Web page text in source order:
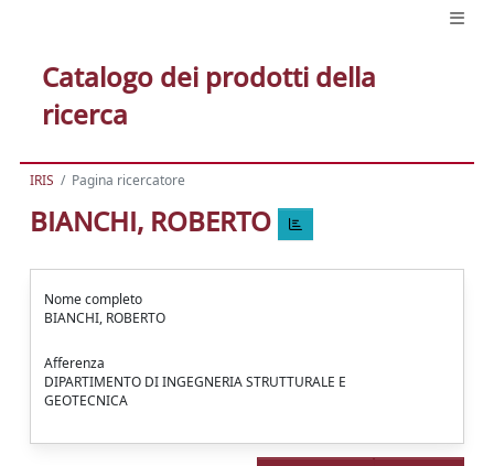
Catalogo dei prodotti della
ricerca
IRIS Pagina ricercatore
BIANCHI, ROBERTO
Nome completo
BIANCHI, ROBERTO
Afferenza
DIPARTIMENTO DI INGEGNERIA STRUTTURALE E
GEOTECNICA